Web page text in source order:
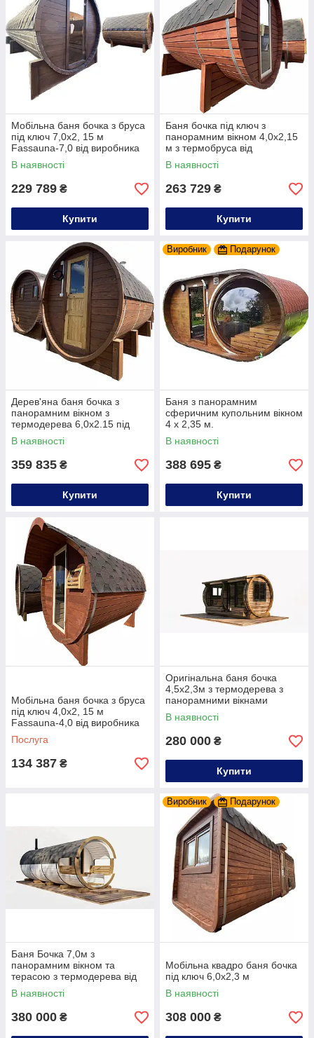
Мобільна баня бочка з бруса
під ключ 7,0х2, 15 м
Fassauna-7,0 від виробника
Thermowood Production
В наявності
229 789 ₴
Купити
Баня бочка під ключ з
панорамним вікном 4,0х2,15
м з термобруса від
виробника в Україні
В наявності
263 729 ₴
Купити
Дерев'яна баня бочка з
панорамним вікном з
термодерева 6,0х2.15 під
ключ
В наявності
359 835 ₴
Купити
Виробник Подарунок
Баня з панорамним
сферичним купольним вікном
4 х 2,35 м.
В наявності
388 695 ₴
Купити
Мобільна баня бочка з бруса
під ключ 4,0х2, 15 м
Fassauna-4,0 від виробника
Thermowood Production
Послуга
134 387 ₴
Оригінальна баня бочка
4,5х2,3м з термодерева з
панорамними вікнами
виробництва Thermowood
Production
В наявності
280 000 ₴
Купити
Баня Бочка 7,0м з
панорамним вікном та
терасою з термодерева від
виробника Thermowood
Production
В наявності
380 000 ₴
Виробник Подарунок
Мобільна квадро баня бочка
під ключ 6,0х2,3 м
В наявності
308 000 ₴